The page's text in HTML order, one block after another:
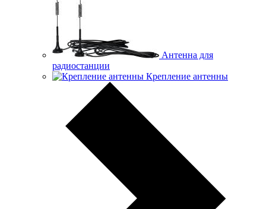
Антенна для
радиостанции
Крепление антенны